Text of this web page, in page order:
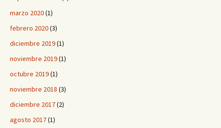
marzo 2020(1)
febrero 2020(3)
diciembre 2019(1)
noviembre 2019(1)
octubre 2019(1)
noviembre 2018 (3)
diciembre 2017(2)
agosto 2017(1)